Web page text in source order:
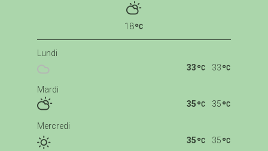
18
Lundi
33
33
Mardi
35
35
Mercredi
35
35